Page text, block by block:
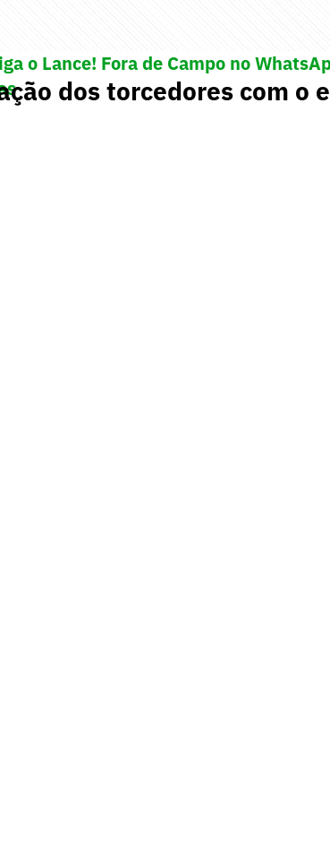
o Lance! Fora de Campo no
dos torcedores com o